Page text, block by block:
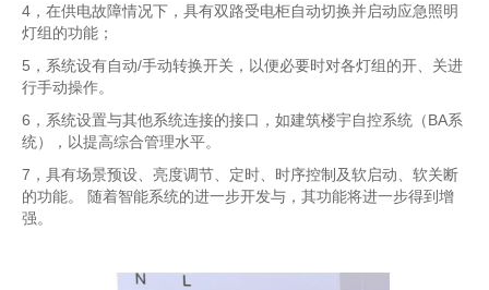
4，在供电故障情况下，具有双路受电柜自动切换并启动应急照明
灯组的功能；
5，系统设有自动/手动转换开关，以便必要时对各灯组的开、关进
行手动操作。
6，系统设置与其他系统连接的接口，如建筑楼宇自控系统（BA系
统），以提高综合管理水平。
7，具有场景预设、亮度调节、定时、时序控制及软启动、软关断
的功能。 随着智能系统的进一步开发与，其功能将进一步得到增
强。